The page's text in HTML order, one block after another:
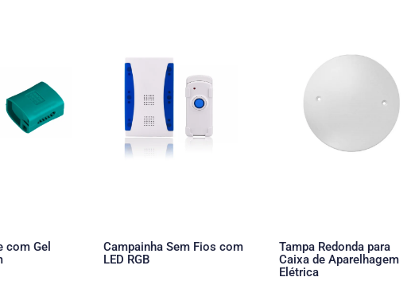
com Gel
Campainha Sem Fios com
LED RGB
Tampa Redonda para
Caixa de Aparelhagem
Elétrica